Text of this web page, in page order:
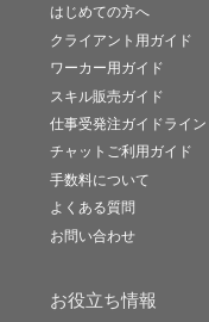
はじめての方へ
クライアント用ガイド
ワーカー用ガイド
スキル販売ガイド
仕事受発注ガイドライン
チャットご利用ガイド
手数料について
よくある質問
お問い合わせ
お役立ち情報